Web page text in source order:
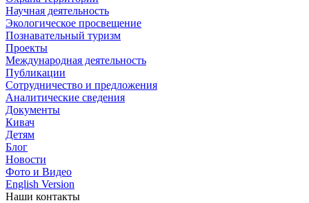
Научная деятельность
Экологическое просвещение
Познавательный туризм
Проекты
Международная деятельность
Публикации
Сотрудничество и предложения
Аналитические сведения
Документы
Кивач
Детям
Блог
Новости
Фото и Видео
English Version
Наши контакты